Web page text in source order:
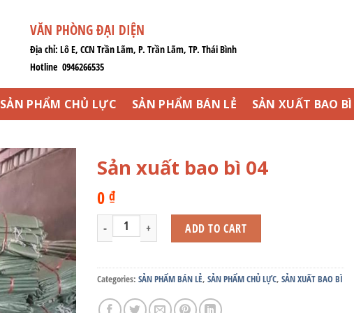
VĂN PHÒNG ĐẠI DIỆN
Địa chỉ: Lô E, CCN Trần Lãm, P. Trần Lãm, TP. Thái Bình
Hotline 0946266535
SẢN PHẨM CHỦ LỰC SẢN PHẨM BÁN LẺ SẢN XUẤT BAO BÌ
Sản xuất bao bì 04
0 ₫
Sản xuất bao bì 04 quantityADD TO CART
Categories: SẢN PHẨM BÁN LẺ, SẢN PHẨM CHỦ LỰC, SẢN XUẤT BAO BÌ